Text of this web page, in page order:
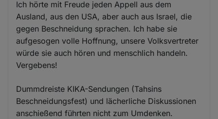
Ich hörte mit Freude jeden Appell aus dem
Ausland, aus den USA, aber auch aus Israel, die
gegen Beschneidung sprachen. Ich habe sie
aufgesogen volle Hoffnung, unsere Volksvertreter
würde sie auch hören und menschlich handeln.
Vergebens!
Dummdreiste KIKA-Sendungen (Tahsins
Beschneidungsfest) und lächerliche Diskussionen
anschießend führten nicht zum Umdenken.